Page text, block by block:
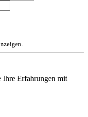
Ihre Erfahrungen mit